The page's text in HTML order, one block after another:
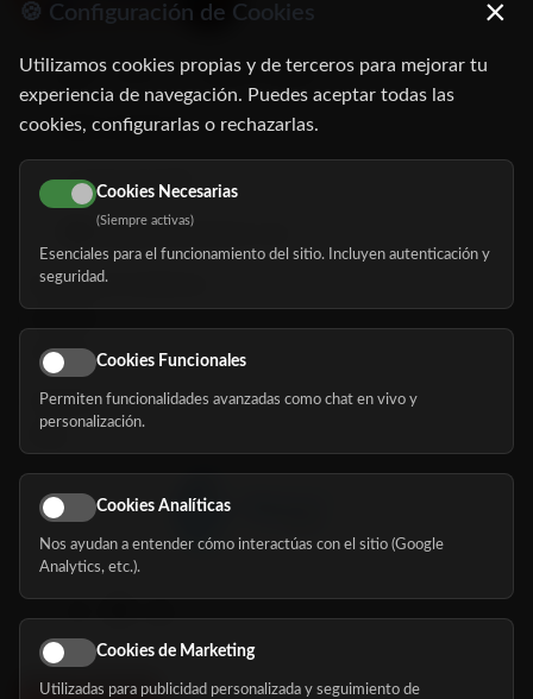
C/ Oruro, 11. 28016 Madrid
91 345 06 26
616 113 103
hola@mundomayor.com
Buscador de residencias
Eventos
Nosotros
Síguenos
🍪 Configuración de Cookies ×
Utilizamos cookies propias y de terceros para mejorar tu
experiencia de navegación. Puedes aceptar todas las
cookies, configurarlas o rechazarlas.
Cookies Necesarias
(Siempre activas)
Esenciales para el funcionamiento del sitio. Incluyen autenticación y
seguridad.
Cookies Funcionales
Permiten funcionalidades avanzadas como chat en vivo y
personalización.
Cookies Analíticas
Nos ayudan a entender cómo interactúas con el sitio (Google
Analytics, etc.).
Cookies de Marketing
Utilizadas para publicidad personalizada y seguimiento de